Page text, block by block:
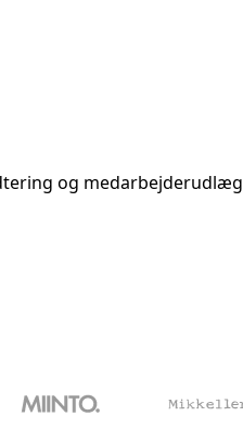
og medarbejderudlæg